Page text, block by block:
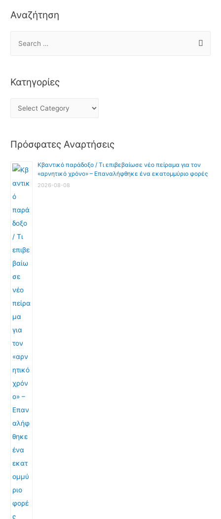
Αναζήτηση
Κατηγορίες
Πρόσφατες Αναρτήσεις
Κβαντικό παράδοξο / Τι επιβεβαίωσε νέο πείραμα για τον
«αρνητικό χρόνο» – Επαναλήφθηκε ένα εκατομμύριο φορές
2026-08-08